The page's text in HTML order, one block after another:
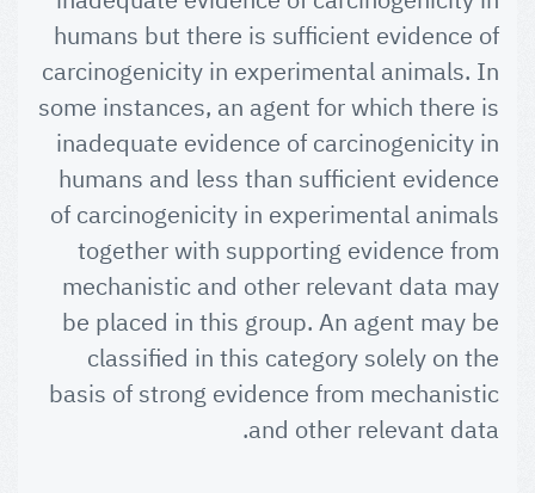
humans but there is sufficient evidence of
carcinogenicity in experimental animals. In
some instances, an agent for which there is
inadequate evidence of carcinogenicity in
humans and less than sufficient evidence
of carcinogenicity in experimental animals
together with supporting evidence from
mechanistic and other relevant data may
be placed in this group. An agent may be
classified in this category solely on the
basis of strong evidence from mechanistic
and other relevant data.